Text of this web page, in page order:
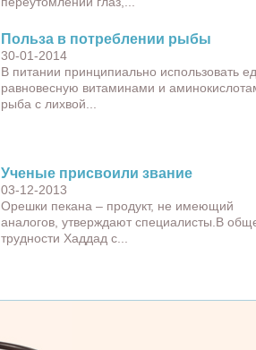
Польза в потреблении рыбы
30-01-2014
В питании принципиально использовать
равновесную витаминами и
рыба с лихвой...
Ученые присвоили звание
03-12-2013
Орешки пекана – продукт, не имеющий
аналогов, утверждают специалисты.В
трудности Хаддад с...